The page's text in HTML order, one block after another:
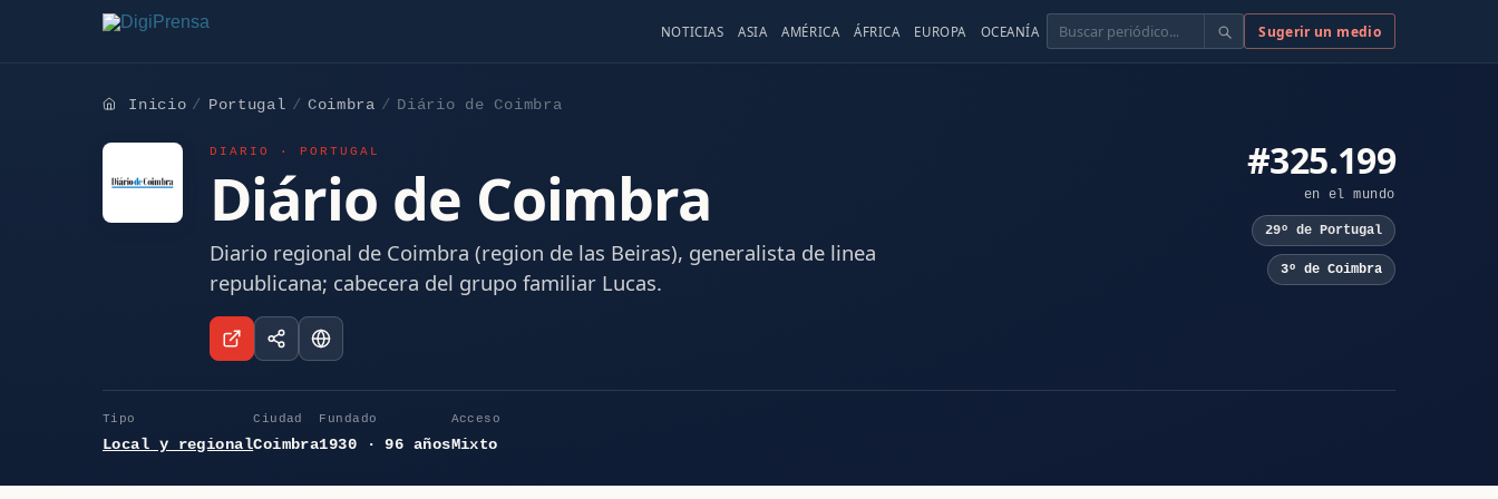
NOTICIAS ASIA AMÉRICA ÁFRICA EUROPA OCEANÍA Buscar Sugerir un medio
Inicio Portugal Coimbra Diário de Coimbra
DIARIO · PORTUGAL
Diário de Coimbra
Diario regional de Coimbra (region de las Beiras), generalista de linea
republicana; cabecera del grupo familiar Lucas.
#325.199
en el mundo
29º de Portugal
3º de Coimbra
Tipo
Local y regional
Ciudad
Coimbra
Fundado
1930 · 96 años
Acceso
Mixto